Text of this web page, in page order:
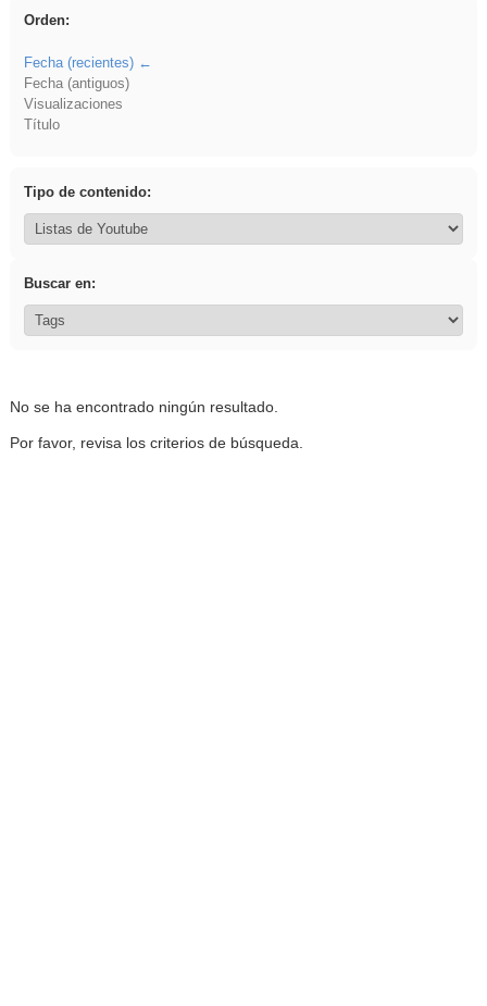
Orden:
Fecha (recientes)
Fecha (antiguos)
Visualizaciones
Título
Tipo de contenido:
Buscar en:
No se ha encontrado ningún resultado.
Por favor, revisa los criterios de búsqueda.